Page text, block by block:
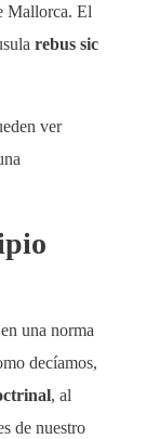
Mallorca. El
rebus sic
una norma
decíamos,
, al
de nuestro